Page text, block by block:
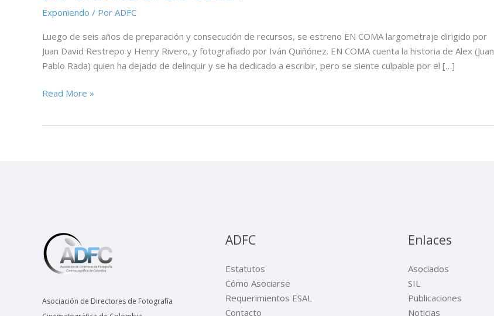
Exponiendo / Por ADFC
Luego de seis años de preparación y consecución de recursos, se estreno EN COMA largometraje dirigido por
Juan David Restrepo y Henry Rivero, y fotografiado por Iván Quiñónez. EN COMA cuenta la historia de Alex (Juan
Pablo Rada) quien ha dejado de delinquir y se ha dedicado a escribir, pero se siente culpable por el […]
EXPONIENDO:
Read More »
Asociación de Directores de Fotografía
ADFC
Estatutos
Cómo Asociarse
Requerimientos ESAL
Contacto
Enlaces
Asociados
SIL
Publicaciones
Noticias